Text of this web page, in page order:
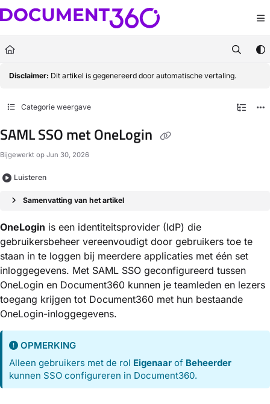
Documentation Index
Fetch the complete documentation index at:https://docs.document360.com/
Use this file to discover all available pages before exploring further.
Disclaimer: Dit artikel is gegenereerd door automatische vertaling.
Categorie weergave
SAML SSO met OneLogin
Bijgewerkt op Jun 30, 2026
Luisteren
Samenvatting van het artikel
OneLogin is een identiteitsprovider (IdP) die
gebruikersbeheer vereenvoudigt door gebruikers toe te
staan in te loggen bij meerdere applicaties met één set
inloggegevens. Met SAML SSO geconfigureerd tussen
OneLogin en Document360 kunnen je teamleden en lezers
toegang krijgen tot Document360 met hun bestaande
OneLogin-inloggegevens.
OPMERKING
Alleen gebruikers met de rol Eigenaar of Beheerder
kunnen SSO configureren in Document360.